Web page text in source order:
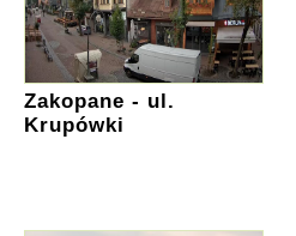
Zakopane - ul.
Krupówki